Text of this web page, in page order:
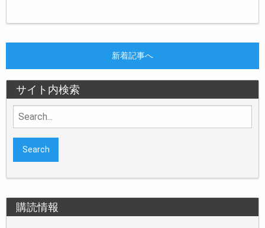
新着記事へ
サイト内検索
Search
for:
購読情報